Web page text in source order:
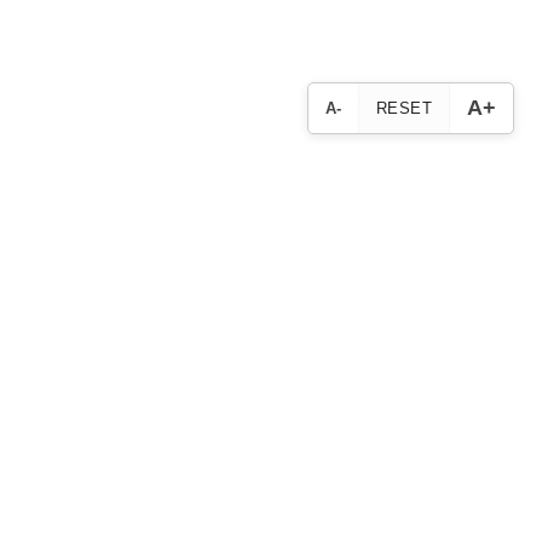
A- RESET A+